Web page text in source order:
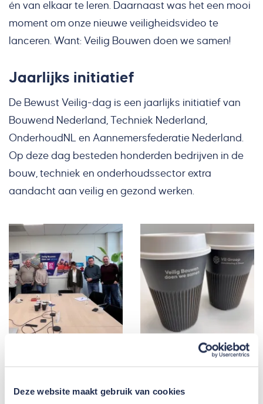
Deze website maakt gebruik van cookies
én van elkaar te leren. Daarnaast was het een mooi
moment om onze nieuwe veiligheidsvideo te
lanceren. Want: Veilig Bouwen doen we samen!
Jaarlijks initiatief
De Bewust Veilig-dag is een jaarlijks initiatief van
Bouwend Nederland, Techniek Nederland,
OnderhoudNL en Aannemersfederatie Nederland.
Op deze dag besteden honderden bedrijven in de
bouw, techniek en onderhoudssector extra
aandacht aan veilig en gezond werken.